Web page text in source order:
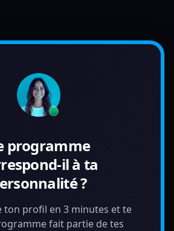
programme
il à ta
?
ton profil en 3 minutes et te
fait partie de tes